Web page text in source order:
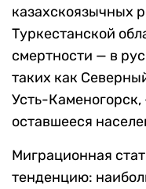
казахскоязычных
Туркестанской
смертности — в
таких как
Усть-
оставшееся
Миграционная
тенденцию: